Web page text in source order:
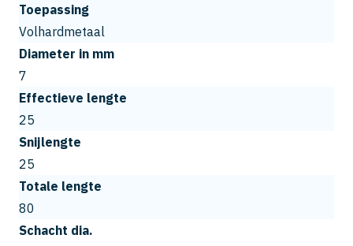
Toepassing
Volhardmetaal
Diameter in mm
7
Effectieve lengte
25
Snijlengte
25
Totale lengte
80
Schacht dia.